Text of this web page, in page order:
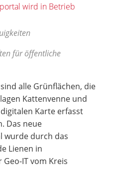
wird in Betrieb
für öffentliche
alle Grünflächen, die
Kattenvenne und
Karte erfasst
Das neue
wurde durch das
Lienen in
IT vom Kreis